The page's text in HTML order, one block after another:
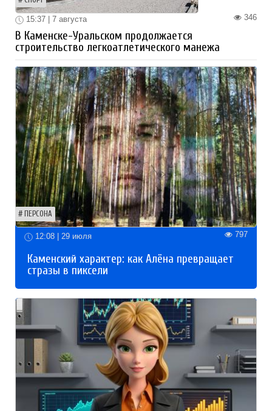
346
15:37 | 7 августа
В Каменске-Уральском продолжается
строительство легкоатлетического манежа
ПЕРСОНА
12:08 | 29 июля 797
Каменский характер: как Алёна превращает
стразы в пиксели